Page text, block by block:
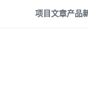
项目文章产品